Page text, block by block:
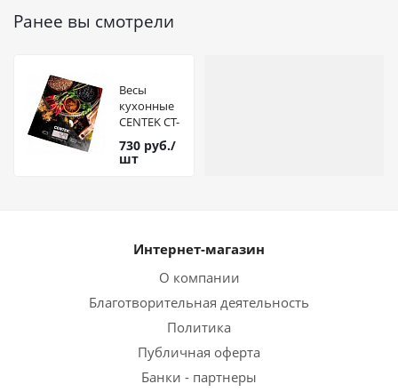
Ранее вы смотрели
Весы
кухонные
CENTEK CT-
2462
(Специи)
5кг, шаг 1г
730 руб./
шт
Интернет-магазин
О компании
Благотворительная деятельность
Политика
Публичная оферта
Банки - партнеры